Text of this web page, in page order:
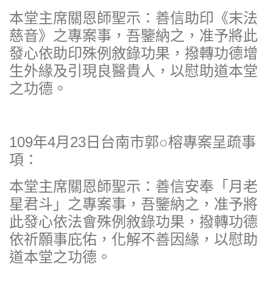
本堂主席關恩師聖示：善信助印《末法
慈音》之專案事，吾鑒納之，准予將此
發心依助印殊例敘錄功果，撥轉功德增
生外緣及引現良醫貴人，以慰助道本堂
之功德。
109年4月23日台南市郭○榕專案呈疏事
項：
本堂主席關恩師聖示：善信安奉「月老
星君斗」之專案事，吾鑒納之，准予將
此發心依法會殊例敘錄功果，撥轉功德
依祈願事庇佑，化解不善因緣，以慰助
道本堂之功德。